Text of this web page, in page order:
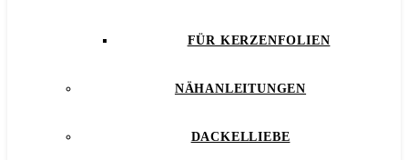
FÜR KERZENFOLIEN
NÄHANLEITUNGEN
DACKELLIEBE